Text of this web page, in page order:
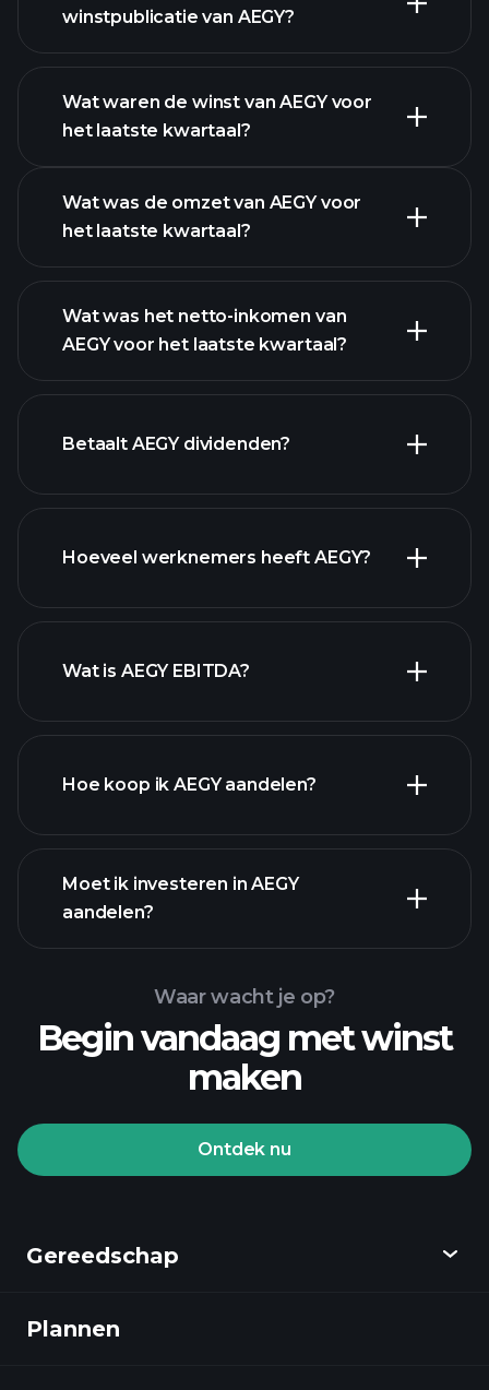
winstpublicatie van AEGY?
Wat waren de winst van AEGY voor
het laatste kwartaal?
AEGY winst
Wat was de omzet van AEGY voor
het laatste kwartaal?
financiële rapporten
Wat was het netto-inkomen van
AEGY voor het laatste kwartaal?
rapporten
Betaalt AEGY dividenden?
hoog-dividend aandelen
Hoeveel werknemers heeft AEGY?
grootste werkgevers
Wat is AEGY EBITDA?
financiële rapporten
Hoe koop ik AEGY aandelen?
Moet ik investeren in AEGY
aandelen?
Playtrade Toernooien
Waar wacht je op?
Begin vandaag met winst
maken
Ontdek nu
Gereedschap
Ontdekken
Plannen